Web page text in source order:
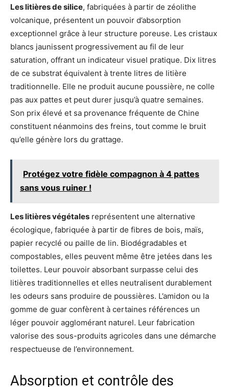
Les litières de silice, fabriquées à partir de zéolithe
volcanique, présentent un pouvoir d’absorption
exceptionnel grâce à leur structure poreuse. Les cristaux
blancs jaunissent progressivement au fil de leur
saturation, offrant un indicateur visuel pratique. Dix litres
de ce substrat équivalent à trente litres de litière
traditionnelle. Elle ne produit aucune poussière, ne colle
pas aux pattes et peut durer jusqu’à quatre semaines.
Son prix élevé et sa provenance fréquente de Chine
constituent néanmoins des freins, tout comme le bruit
qu’elle génère lors du grattage.
Protégez votre fidèle compagnon à 4 pattes
sans vous ruiner !
Les litières végétales représentent une alternative
écologique, fabriquée à partir de fibres de bois, maïs,
papier recyclé ou paille de lin. Biodégradables et
compostables, elles peuvent même être jetées dans les
toilettes. Leur pouvoir absorbant surpasse celui des
litières traditionnelles et elles neutralisent durablement
les odeurs sans produire de poussières. L’amidon ou la
gomme de guar confèrent à certaines références un
léger pouvoir agglomérant naturel. Leur fabrication
valorise des sous-produits agricoles dans une démarche
respectueuse de l’environnement.
Absorption et contrôle des